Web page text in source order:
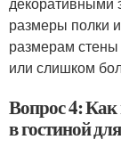
размеры полки
размерам
или слишком
Вопрос 4: Как
в гостиной